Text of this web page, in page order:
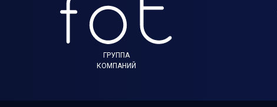
ГРУППА
КОМПАНИЙ